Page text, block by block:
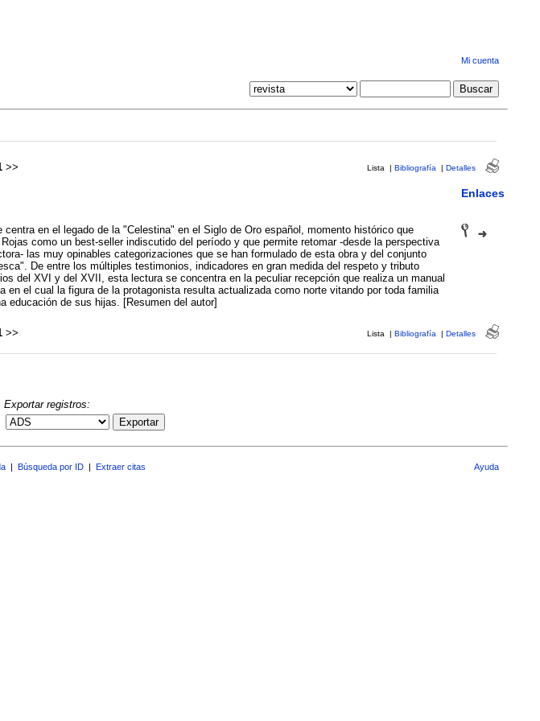
Mi cuenta
>> Lista | Bibliografía | Detalles
Enlaces
centra en el legado de la "Celestina" en el Siglo de Oro español, momento histórico que
como un best-seller indiscutido del período y que permite retomar -desde la perspectiva
las muy opinables categorizaciones que se han formulado de esta obra y del conjunto
De entre los múltiples testimonios, indicadores en gran medida del respeto y tributo
del XVI y del XVII, esta lectura se concentra en la peculiar recepción que realiza un manual
en el cual la figura de la protagonista resulta actualizada como norte vitando por toda familia
educación de sus hijas. [Resumen del autor]
>> Lista | Bibliografía | Detalles
Exportar registros:
Exportar
Búsqueda por ID Extraer citas Ayuda